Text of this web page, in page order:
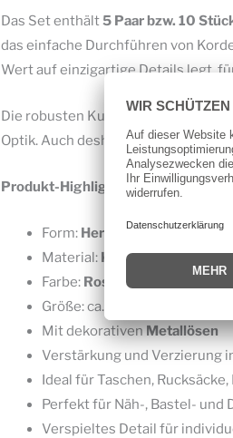
Das Set enthält5 Paar bzw. 10
das einfache Durchführen von
Wert auf einzigartige Details legt,
Die robusten Kunstleder-Patches
Optik. Auch deshalb sind Ösen
Produkt-Highlights:
Form: Herz
Material: Kunstleder
Farbe: Rosa
Größe: ca.
Mit dekorativenMetallösen
Verstärkung und Verzierung
Ideal für Taschen,
Perfekt für Näh-, Bastel- und
Verspieltes Detail für